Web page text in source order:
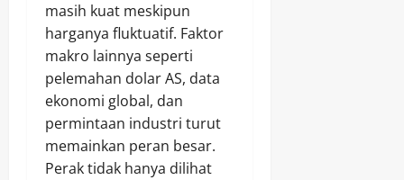
masih kuat meskipun
harganya fluktuatif. Faktor
makro lainnya seperti
pelemahan dolar AS, data
ekonomi global, dan
permintaan industri turut
memainkan peran besar.
Perak tidak hanya dilihat